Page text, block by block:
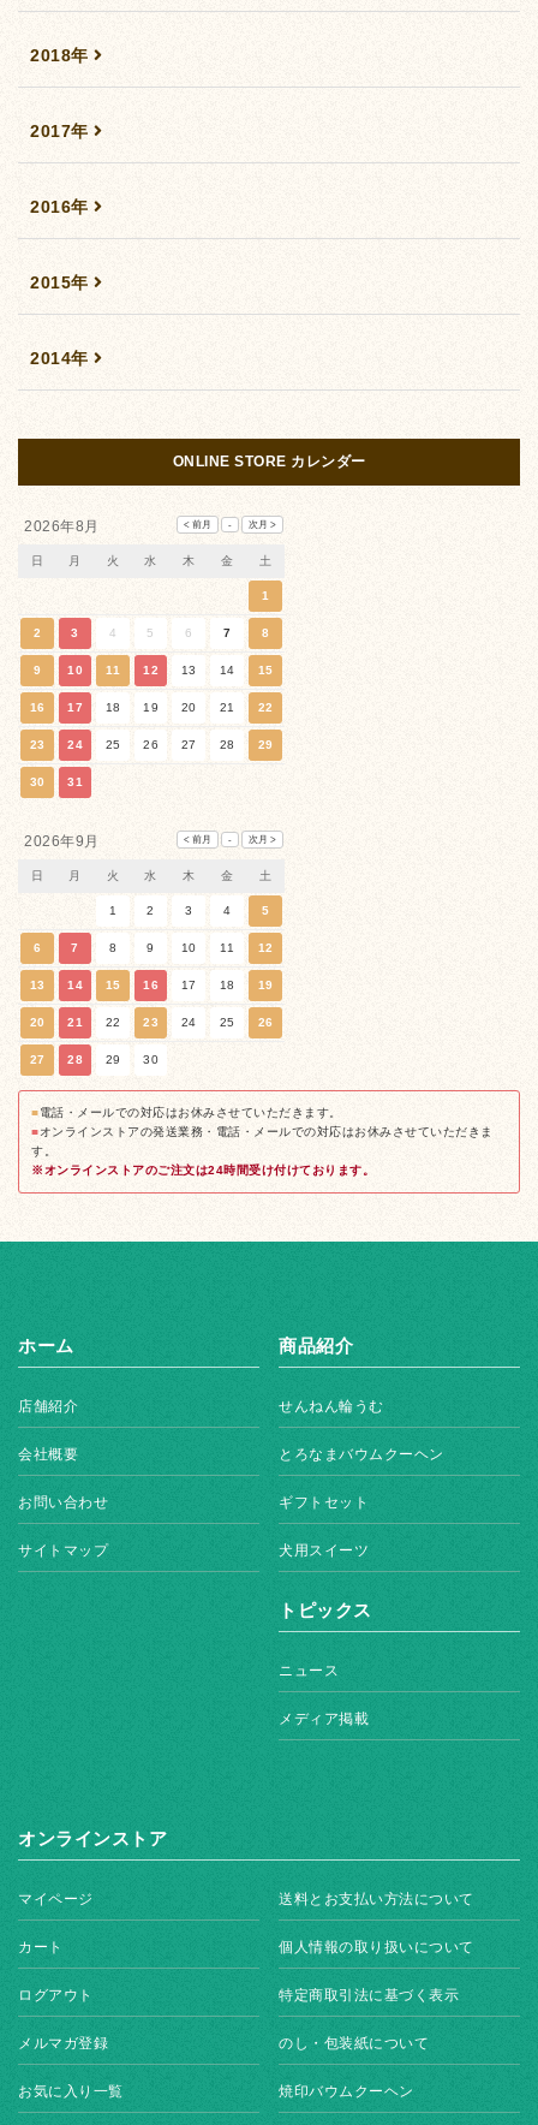
2018年
2017年
2016年
2015年
2014年
ONLINE STORE カレンダー
2026年8月
日 月 火 水 木 金 土
1
2 3 4 5 6 7 8
9 10 11 12 13 14 15
16 17 18 19 20 21 22
23 24 25 26 27 28 29
30 31
2026年9月
日 月 火 水 木 金 土
1 2 3 4 5
6 7 8 9 10 11 12
13 14 15 16 17 18 19
20 21 22 23 24 25 26
27 28 29 30
■電話・メールでの対応はお休みさせていただきます。
■オンラインストアの発送業務・電話・メールでの対応はお休みさせていただきま
す。
※オンラインストアのご注文は24時間受け付けております。
ホーム
店舗紹介
会社概要
お問い合わせ
サイトマップ
商品紹介
せんねん輪うむ
とろなまバウムクーヘン
ギフトセット
犬用スイーツ
トピックス
ニュース
メディア掲載
オンラインストア
マイページ
カート
ログアウト
メルマガ登録
お気に入り一覧
送料とお支払い方法について
個人情報の取り扱いについて
特定商取引法に基づく表示
のし・包装紙について
焼印バウムクーヘン